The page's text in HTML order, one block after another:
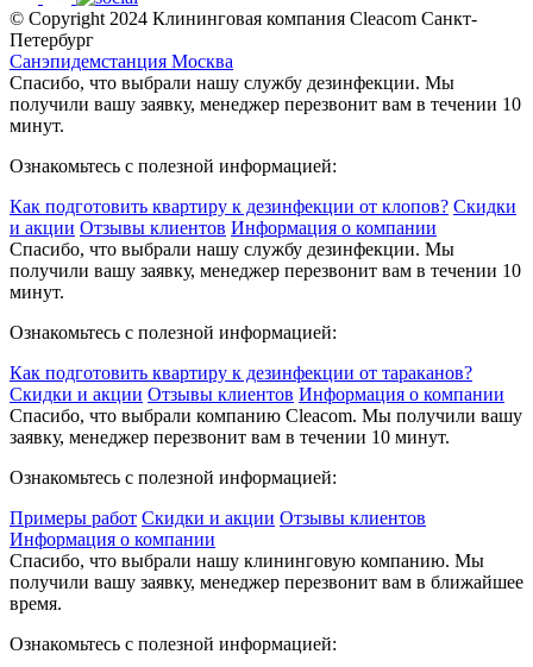
© Copyright 2024 Клининговая компания Cleacom Санкт-
Петербург
Санэпидемстанция Москва
Спасибо, что выбрали нашу службу дезинфекции. Мы
получили вашу заявку, менеджер перезвонит вам в течении 10
минут.
Ознакомьтесь с полезной информацией:
Как подготовить квартиру к дезинфекции от клопов? Скидки
и акции Отзывы клиентов Информация о компании
Спасибо, что выбрали нашу службу дезинфекции. Мы
получили вашу заявку, менеджер перезвонит вам в течении 10
минут.
Ознакомьтесь с полезной информацией:
Как подготовить квартиру к дезинфекции от тараканов?
Скидки и акции Отзывы клиентов Информация о компании
Спасибо, что выбрали компанию Cleacom. Мы получили вашу
заявку, менеджер перезвонит вам в течении 10 минут.
Ознакомьтесь с полезной информацией:
Примеры работ Скидки и акции Отзывы клиентов
Информация о компании
Спасибо, что выбрали нашу клининговую компанию. Мы
получили вашу заявку, менеджер перезвонит вам в ближайшее
время.
Ознакомьтесь с полезной информацией: